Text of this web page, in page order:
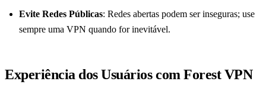
Evite Redes Públicas: Redes abertas podem ser inseguras; use
sempre uma VPN quando for inevitável.
Experiência dos Usuários com Forest VPN